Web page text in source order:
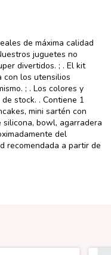
de máxima calidad
juguetes no
divertidos. ; . El kit
con los utensilios
; . Los colores y
stock. . Contiene 1
mini sartén con
bowl, agarradera
del
recomendada a partir de